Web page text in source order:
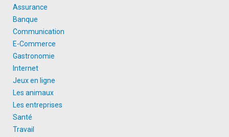
Assurance
Banque
Communication
E-Commerce
Gastronomie
Internet
Jeux en ligne
Les animaux
Les entreprises
Santé
Travail